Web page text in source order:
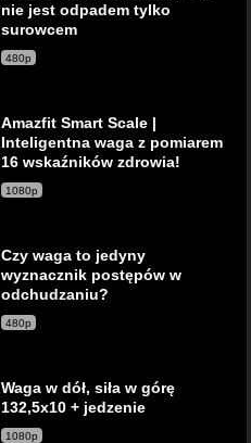
nie jest odpadem tylko
surowcem
480p
Amazfit Smart Scale |
Inteligentna waga z pomiarem
16 wskaźników zdrowia!
1080p
Czy waga to jedyny
wyznacznik postępów w
odchudzaniu?
480p
Waga w dół, siła w górę
132,5x10 + jedzenie
1080p